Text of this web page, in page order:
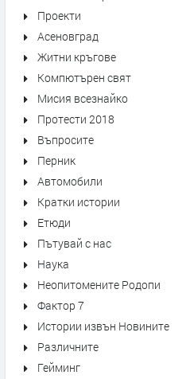
Проекти
Асеновград
Житни кръгове
Компютърен свят
Мисия всезнайко
Протести 2018
Въпросите
Перник
Автомобили
Кратки истории
Етюди
Пътувай с нас
Наука
Неопитомените Родопи
Фактор 7
Истории извън Новините
Различните
Гейминг